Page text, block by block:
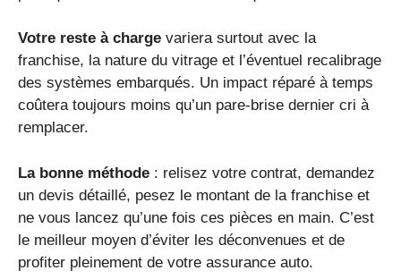
Votre reste à charge variera surtout avec la
franchise, la nature du vitrage et l’éventuel recalibrage
des systèmes embarqués. Un impact réparé à temps
coûtera toujours moins qu’un pare-brise dernier cri à
remplacer.
La bonne méthode : relisez votre contrat, demandez
un devis détaillé, pesez le montant de la franchise et
ne vous lancez qu’une fois ces pièces en main. C’est
le meilleur moyen d’éviter les déconvenues et de
profiter pleinement de votre assurance auto.